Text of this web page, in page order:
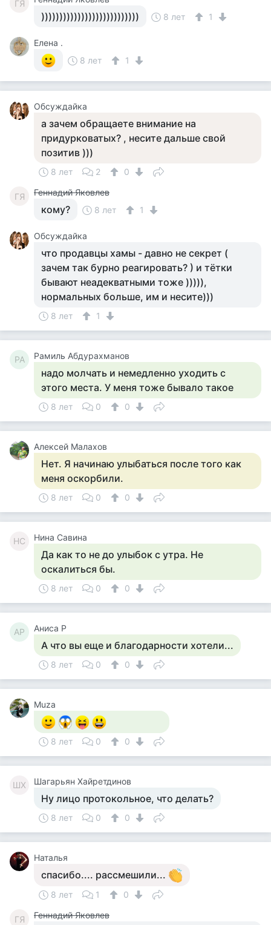
ГЯ
))))))))))))))))))))))))))) 8 лет 1
Елена .
8 лет
1
Обсуждайка
а зачем обращаете внимание на
придурковатых? , несите дальше свой
позитив )))
8 лет 2 0
ГЯ Геннадий Яковлев
кому? 8 лет 1
Обсуждайка
что продавцы хамы - давно не секрет (
зачем так бурно реагировать? ) и тётки
бывают неадекватными тоже ))))),
нормальных больше, им и несите)))
8 лет 1
РА Рамиль Абдурахманов
надо молчать и немедленно уходить с
этого места. У меня тоже бывало такое
8 лет 0 0
Алексей Малахов
Нет. Я начинаю улыбаться после того как
меня оскорбили.
8 лет 0 0
НС Нина Савина
Да как то не до улыбок с утра. Не
оскалиться бы.
8 лет 0 0
АР Аниса Р
А что вы еще и благодарности хотели...
8 лет 0 0
Muza
8 лет 0 0
ШХ Шагарьян Хайретдинов
Ну лицо протокольное, что делать?
8 лет 0 0
Наталья
спасибо.... рассмешили...
8 лет 1 0
ГЯ Геннадий Яковлев